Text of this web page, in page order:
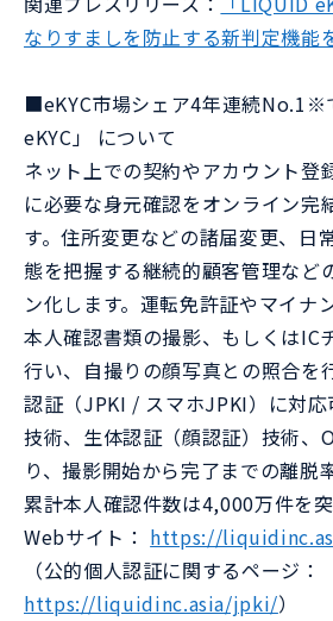
なりすましを防止する新判定機能
■eKYC市場シェア4年連続No.1※
eKYC」 について
ネット上での契約やアカウント登
に必要な身元確認をオンライン完
す。住所変更などの諸届変更、日
態を把握する継続的顧客管理など
ン化します。運転免許証やマイナ
本人確認書類の撮影、もしくはIC
行い、自撮りの顔写真との照合を
認証（JPKI / スマホJPKI）に対応
技術、生体認証（顔認証）技術、
り、撮影開始から完了までの離脱
累計本人確認件数は4,000万件を突
Webサイト： https://
（公的個人認証に関するページ：
https://liquidinc.asia/jpki/）